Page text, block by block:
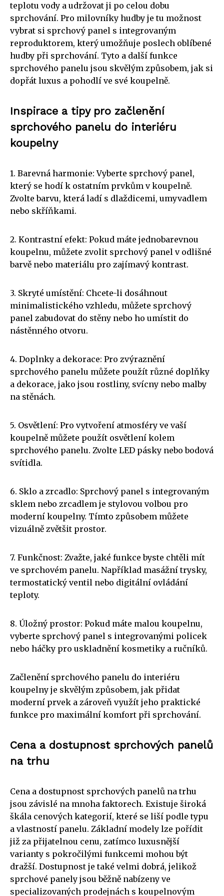
teplotu vody a udržovat ji po celou dobu
sprchování. Pro milovníky hudby je tu možnost
vybrat si sprchový panel s integrovaným
reproduktorem, který umožňuje poslech oblíbené
hudby při sprchování. Tyto a další funkce
sprchového panelu jsou skvělým způsobem, jak si
dopřát luxus a pohodlí ve své koupelně.
Inspirace a tipy pro začlenění
sprchového panelu do interiéru
koupelny
1. Barevná harmonie: Vyberte sprchový panel,
který se hodí k ostatním prvkům v koupelně.
Zvolte barvu, která ladí s dlaždicemi, umyvadlem
nebo skříňkami.
2. Kontrastní efekt: Pokud máte jednobarevnou
koupelnu, můžete zvolit sprchový panel v odlišné
barvě nebo materiálu pro zajímavý kontrast.
3. Skryté umístění: Chcete-li dosáhnout
minimalistického vzhledu, můžete sprchový
panel zabudovat do stěny nebo ho umístit do
nástěnného otvoru.
4. Doplnky a dekorace: Pro zvýraznění
sprchového panelu můžete použít různé doplňky
a dekorace, jako jsou rostliny, svícny nebo malby
na stěnách.
5. Osvětlení: Pro vytvoření atmosféry ve vaší
koupelně můžete použít osvětlení kolem
sprchového panelu. Zvolte LED pásky nebo bodová
svítidla.
6. Sklo a zrcadlo: Sprchový panel s integrovaným
sklem nebo zrcadlem je stylovou volbou pro
moderní koupelny. Tímto způsobem můžete
vizuálně zvětšit prostor.
7. Funkčnost: Zvažte, jaké funkce byste chtěli mít
ve sprchovém panelu. Například masážní trysky,
termostatický ventil nebo digitální ovládání
teploty.
8. Úložný prostor: Pokud máte malou koupelnu,
vyberte sprchový panel s integrovanými policek
nebo háčky pro uskladnění kosmetiky a ručníků.
Začlenění sprchového panelu do interiéru
koupelny je skvělým způsobem, jak přidat
moderní prvek a zároveň využít jeho praktické
funkce pro maximální komfort při sprchování.
Cena a dostupnost sprchových panelů
na trhu
Cena a dostupnost sprchových panelů na trhu
jsou závislé na mnoha faktorech. Existuje široká
škála cenových kategorií, které se liší podle typu
a vlastností panelu. Základní modely lze pořídit
již za přijatelnou cenu, zatímco luxusnější
varianty s pokročilými funkcemi mohou být
dražší. Dostupnost je také velmi dobrá, jelikož
sprchové panely jsou běžně nabízeny ve
specializovaných prodejnách s koupelnovým